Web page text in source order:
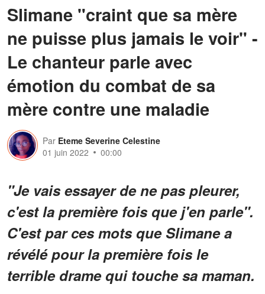
Slimane "craint que sa mère
ne puisse plus jamais le voir" -
Le chanteur parle avec
émotion du combat de sa
mère contre une maladie
Par Eteme Severine Celestine
01 juin 2022
00:00
"Je vais essayer de ne pas pleurer,
c'est la première fois que j'en parle".
C'est par ces mots que Slimane a
révélé pour la première fois le
terrible drame qui touche sa maman.